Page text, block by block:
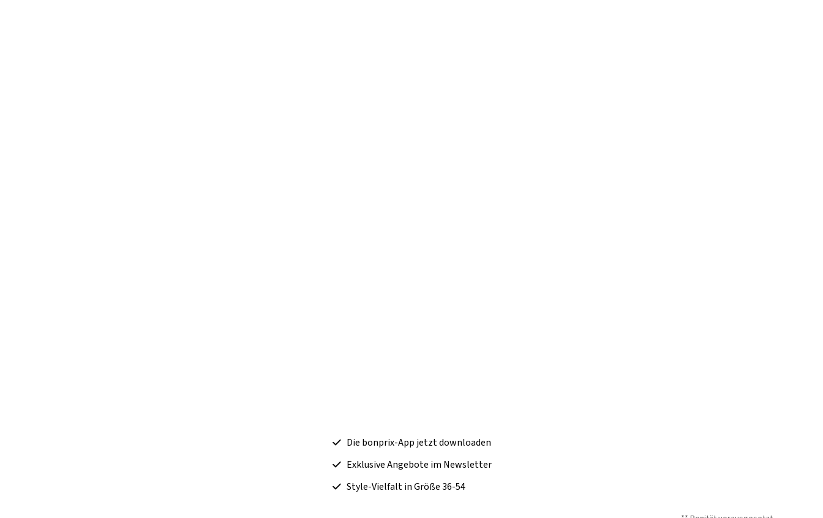
Die bonprix-App jetzt downloaden
Exklusive Angebote im Newsletter
Style-Vielfalt in Größe 36-54